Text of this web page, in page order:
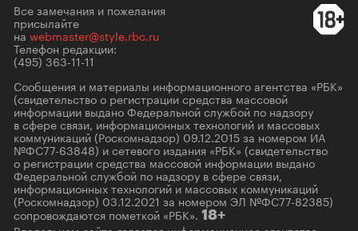
Все замечания и пожелания
присылайте
на webmaster@style.rbc.ru
Телефон редакции:
(495) 363-11-11
Сообщения и материалы информационного агентства «РБК»
(свидетельство о регистрации средства массовой
информации выдано Федеральной службой по надзору
в сфере связи, информационных технологий и массовых
коммуникаций (Роскомнадзор) 09.12.2015 за номером ИА
№ФС77-63848) и сетевого издания «РБК» (свидетельство
о регистрации средства массовой информации выдано
Федеральной службой по надзору в сфере связи,
информационных технологий и массовых коммуникаций
(Роскомнадзор) 03.12.2021 за номером ЭЛ №ФС77-82385)
сопровождаются пометкой «РБК». 18+